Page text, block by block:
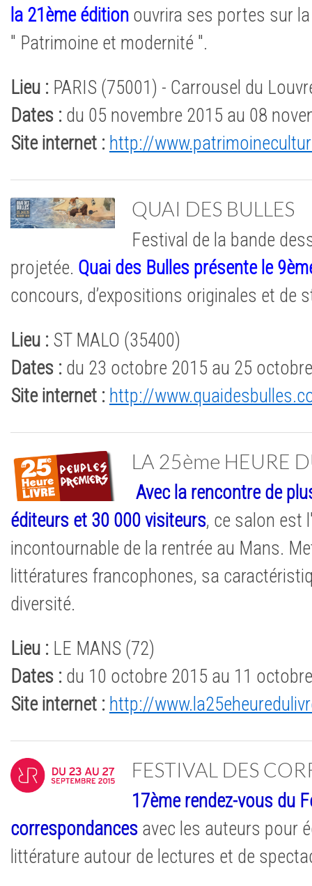
la 21ème édition ouvrira ses portes sur
" Patrimoine et modernité ".
Lieu : PARIS (75001) - Carrousel du
Dates : du 05 novembre 2015 au 08
Site internet : http://
QUAI DES BULLES
Festival de la bande
projetée. Quai des Bulles présente le
concours, d’expositions originales et de
Lieu : ST MALO (35400)
Dates : du 23 octobre 2015 au 25
Site internet : http://
LA 25ème HEURE
Avec la rencontre de
éditeurs et 30 000 visiteurs, ce salon est
incontournable de la rentrée au Mans.
littératures francophones, sa
diversité.
Lieu : LE MANS (72)
Dates : du 10 octobre 2015 au 11
Site internet : http://
FESTIVAL DES
17ème rendez-vous du
correspondances avec les auteurs pour
littérature autour de lectures et de